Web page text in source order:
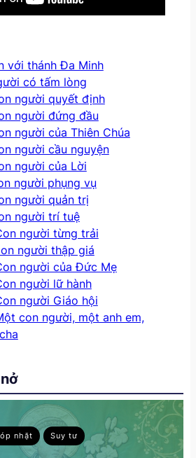
với thánh Đa Minh
có tấm lòng
người quyết định
người đứng đầu
người của Thiên Chúa
người cầu nguyện
người của Lời
người phụng vụ
người quản trị
người trí tuệ
người từng trải
người thập giá
người của Đức Mẹ
người lữ hành
người Giáo hội
con người, một anh em,
nhặt Suy tư